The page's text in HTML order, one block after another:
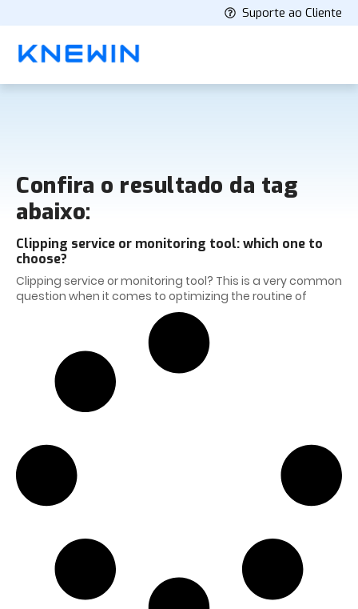
Suporte ao Cliente
Confira o resultado da tag
abaixo:
Clipping service or monitoring tool: which one to
choose?
Clipping service or monitoring tool? This is a very common
question when it comes to optimizing the routine of